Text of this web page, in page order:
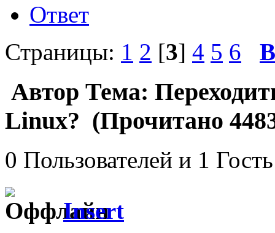
Ответ
Страницы: 1 2 [3] 4 5 6
Автор Тема:
Linux? (Прочитано
0 Пользователей и 1
Insert